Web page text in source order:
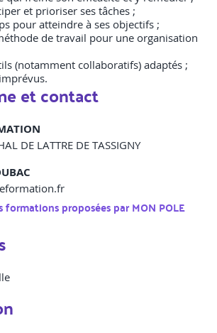
et prioriser ses tâches ;
pour atteindre à ses objectifs ;
de travail pour une organisation
(notamment collaboratifs) adaptés ;
et contact
DE LATTRE DE TASSIGNY
formations proposées parMON POLE